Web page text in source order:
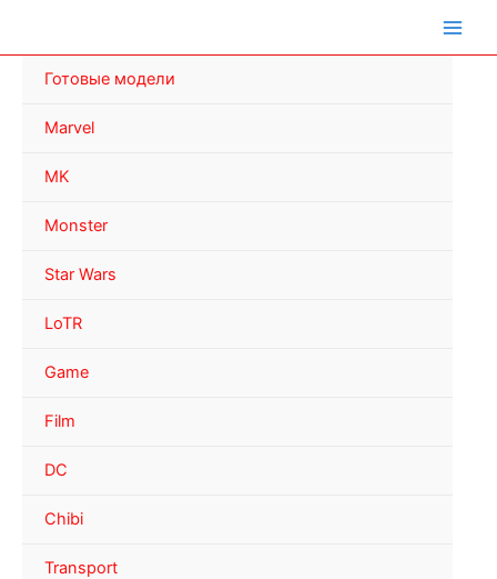
Готовые модели
Marvel
MK
Monster
Star Wars
LoTR
Game
Film
DC
Chibi
Transport